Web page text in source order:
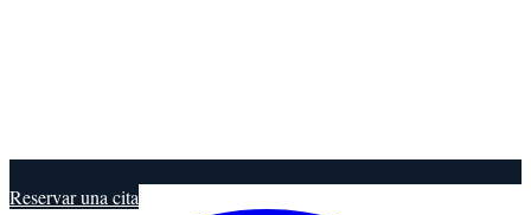
Reservar una cita